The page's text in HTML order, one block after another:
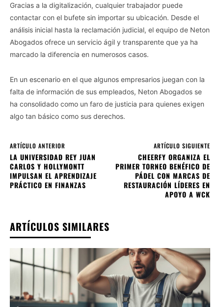
Gracias a la digitalización, cualquier trabajador puede
contactar con el bufete sin importar su ubicación. Desde el
análisis inicial hasta la reclamación judicial, el equipo de Neton
Abogados ofrece un servicio ágil y transparente que ya ha
marcado la diferencia en numerosos casos.
En un escenario en el que algunos empresarios juegan con la
falta de información de sus empleados, Neton Abogados se
ha consolidado como un faro de justicia para quienes exigen
algo tan básico como sus derechos.
ARTÍCULO ANTERIOR
LA UNIVERSIDAD REY JUAN
CARLOS Y HOLLYMONTT
IMPULSAN EL APRENDIZAJE
PRÁCTICO EN FINANZAS
ARTÍCULO SIGUIENTE
CHEERFY ORGANIZA EL
PRIMER TORNEO BENÉFICO DE
PÁDEL CON MARCAS DE
RESTAURACIÓN LÍDERES EN
APOYO A WCK
ARTÍCULOS SIMILARES